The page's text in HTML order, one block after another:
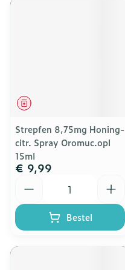
Geneesmiddel
Strepfen 8,75mg Honing-
citr. Spray Oromuc.opl
15ml
€ 9,99
Bestel